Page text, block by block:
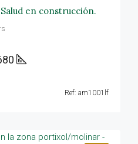
en construcción.
Ref: am1001lf